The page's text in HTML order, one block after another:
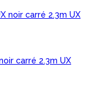
carré 2.3m UX